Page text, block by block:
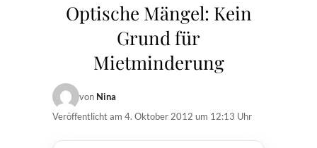
Optische Mängel: Kein
Grund für
Mietminderung
von Nina
Veröffentlicht am 4. Oktober 2012 um 12:13 Uhr